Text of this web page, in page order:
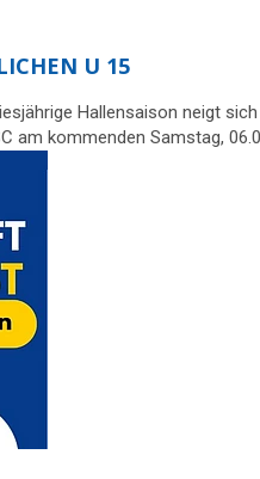
U 15
Hallensaison neigt
am kommenden Samstag,